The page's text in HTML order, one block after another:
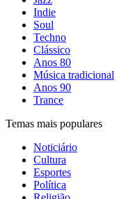
Indie
Soul
Techno
Clássico
Anos 80
Música tradicional
Anos 90
Trance
Temas mais populares
Noticiário
Cultura
Esportes
Política